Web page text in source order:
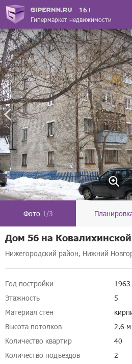
16+
Гипермаркет недвижимости
Фото 1/3
Дом 56 на
Нижегородский район, Нижний
Год постройки
1963
Этажность
5
Материал стен
Высота потолков
2,6 м
Количество квартир
40
Количество подъездов
2